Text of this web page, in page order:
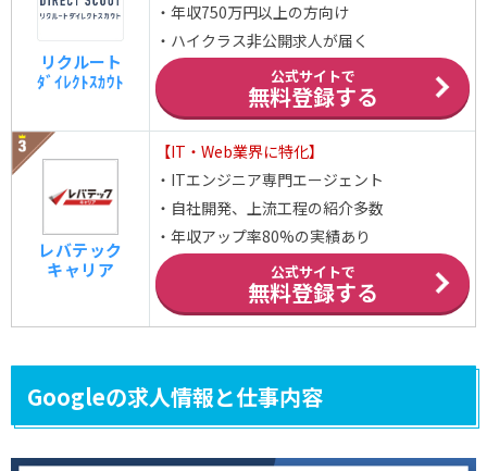
リクルート
ﾀﾞｲﾚｸﾄｽｶｳﾄ
・年収750万円以上の方向け
・ハイクラス非公開求人が届く
公式サイトで
無料登録する
レバテック
キャリア
【IT・Web業界に特化】
・ITエンジニア専門エージェント
・自社開発、上流工程の紹介多数
・年収アップ率80%の実績あり
公式サイトで
無料登録する
Googleの求人情報と仕事内容